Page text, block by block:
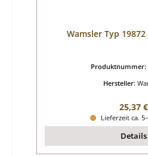
Wamsler Typ
Produktnummer:
Hersteller:
25,37 €
Lieferzeit ca.
Details